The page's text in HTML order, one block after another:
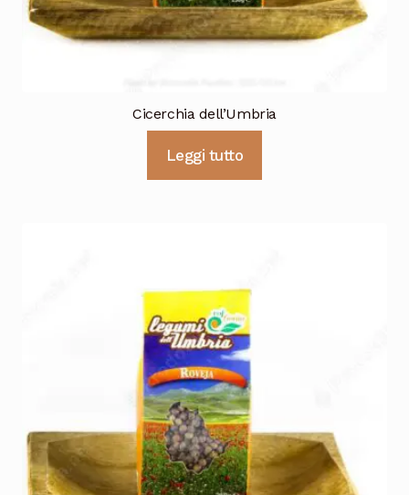
Cicerchia dell’Umbria
Leggi tutto